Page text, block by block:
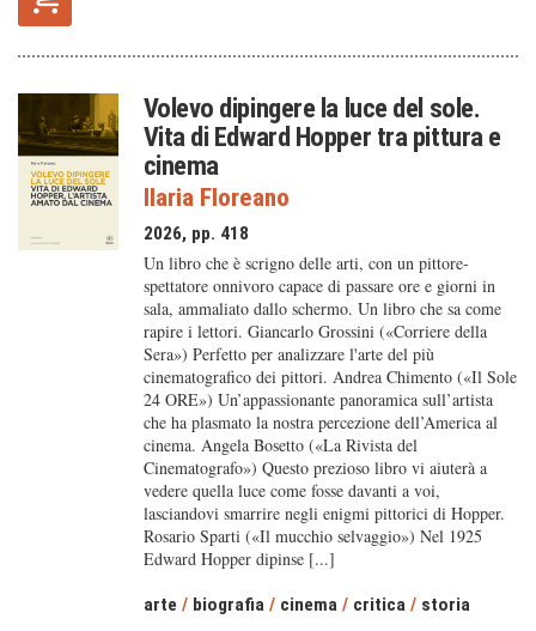
Volevo dipingere la luce del sole.
Vita di Edward Hopper tra pittura e
cinema
Ilaria Floreano
2026, pp. 418
Un libro che è scrigno delle arti, con un pittore-
spettatore onnivoro capace di passare ore e giorni in
sala, ammaliato dallo schermo. Un libro che sa come
rapire i lettori. Giancarlo Grossini («Corriere della
Sera») Perfetto per analizzare l'arte del più
cinematografico dei pittori. Andrea Chimento («Il Sole
24 ORE») Un’appassionante panoramica sull’artista
che ha plasmato la nostra percezione dell’America al
cinema. Angela Bosetto («La Rivista del
Cinematografo») Questo prezioso libro vi aiuterà a
vedere quella luce come fosse davanti a voi,
lasciandovi smarrire negli enigmi pittorici di Hopper.
Rosario Sparti («Il mucchio selvaggio») Nel 1925
Edward Hopper dipinse [...]
arte / biografia / cinema / critica / storia